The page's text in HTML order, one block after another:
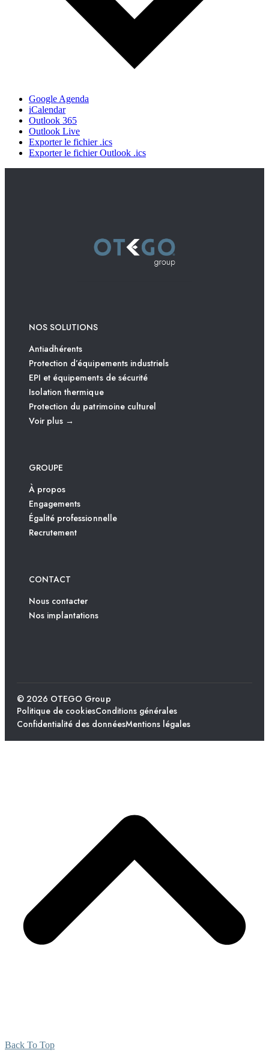
Google Agenda
iCalendar
Outlook 365
Outlook Live
Exporter le fichier .ics
Exporter le fichier Outlook .ics
NOS SOLUTIONS
Antiadhérents
Protection d’équipements industriels
EPI et équipements de sécurité
Isolation thermique
Protection du patrimoine culturel
Voir plus →
GROUPE
À propos
Engagements
Égalité professionnelle
Recrutement
CONTACT
Nous contacter
Nos implantations
© 2026 OTEGO Group
Politique de cookiesConditions générales
Confidentialité des donnéesMentions légales
Back To Top